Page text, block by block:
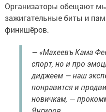
Организаторы обещают
зажигательные биты и
финишёров.
— «Махеевъ Кама
спорт, но и про
диджеем — наш
понравится и
новичкам, —